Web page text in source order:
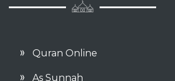
Sakit
Pengobatan
Quran Online
As Sunnah